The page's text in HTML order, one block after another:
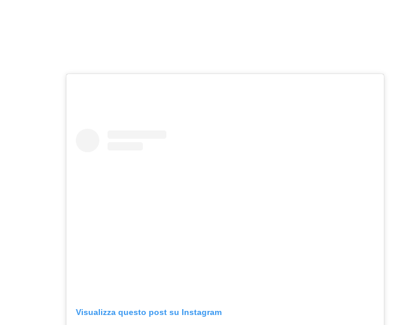
Visualizza questo post su Instagram